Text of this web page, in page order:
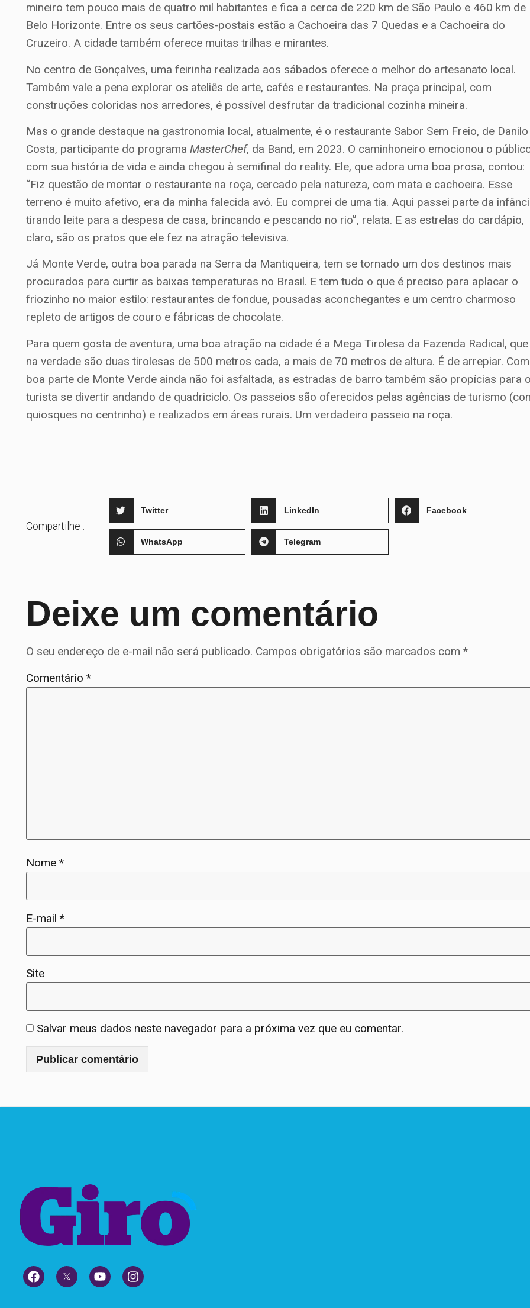
mineiro tem pouco mais de quatro mil habitantes e fica a cerca de 220 km de São Paulo e 460 km de
Belo Horizonte. Entre os seus cartões-postais estão a Cachoeira das 7 Quedas e a Cachoeira do
Cruzeiro. A cidade também oferece muitas trilhas e mirantes.
No centro de Gonçalves, uma feirinha realizada aos sábados oferece o melhor do artesanato local.
Também vale a pena explorar os ateliês de arte, cafés e restaurantes. Na praça principal, com
construções coloridas nos arredores, é possível desfrutar da tradicional cozinha mineira.
Mas o grande destaque na gastronomia local, atualmente, é o restaurante Sabor Sem Freio, de Danilo
Costa, participante do programaMasterChef, da Band, em 2023. O caminhoneiro emocionou o
com sua história de vida e ainda chegou à semifinal do reality. Ele, que adora uma boa prosa, contou:
“Fiz questão de montar o restaurante na roça, cercado pela natureza, com mata e cachoeira. Esse
terreno é muito afetivo, era da minha falecida avó. Eu comprei de uma tia. Aqui passei parte da
tirando leite para a despesa de casa, brincando e pescando no rio”, relata. E as estrelas do cardápio,
claro, são os pratos que ele fez na atração televisiva.
Já Monte Verde, outra boa parada na Serra da Mantiqueira, tem se tornado um dos destinos mais
procurados para curtir as baixas temperaturas no Brasil. E tem tudo o que é preciso para aplacar o
friozinho no maior estilo: restaurantes de fondue, pousadas aconchegantes e um centro charmoso
repleto de artigos de couro e fábricas de chocolate.
Para quem gosta de aventura, uma boa atração na cidade é a Mega Tirolesa da Fazenda Radical, que
na verdade são duas tirolesas de 500 metros cada, a mais de 70 metros de altura. É de arrepiar.
boa parte de Monte Verde ainda não foi asfaltada, as estradas de barro também são propícias para
turista se divertir andando de quadriciclo. Os passeios são oferecidos pelas agências de turismo
quiosques no centrinho) e realizados em áreas rurais. Um verdadeiro passeio na roça.
Compartilhe :
Twitter LinkedIn Facebook
WhatsApp Telegram
Deixe um comentário
O seu endereço de e-mail não será publicado. Campos obrigatórios são marcados com*
Comentário*
Nome*
E-mail*
Site
Salvar meus dados neste navegador para a próxima vez que eu comentar.